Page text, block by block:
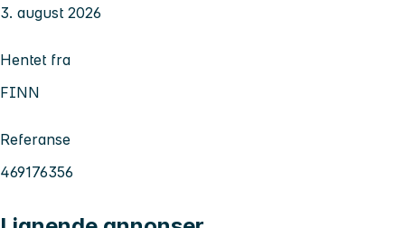
3. august 2026
Hentet fra
FINN
Referanse
469176356